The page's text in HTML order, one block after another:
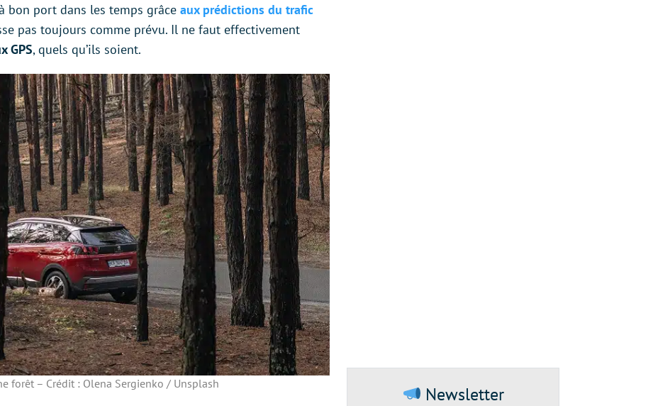
bon port dans les temps grâce aux prédictions du trafic
pas toujours comme prévu. Il ne faut effectivement
GPS, quels qu’ils soient.
forêt – Crédit : Olena Sergienko / Unsplash Newsletter